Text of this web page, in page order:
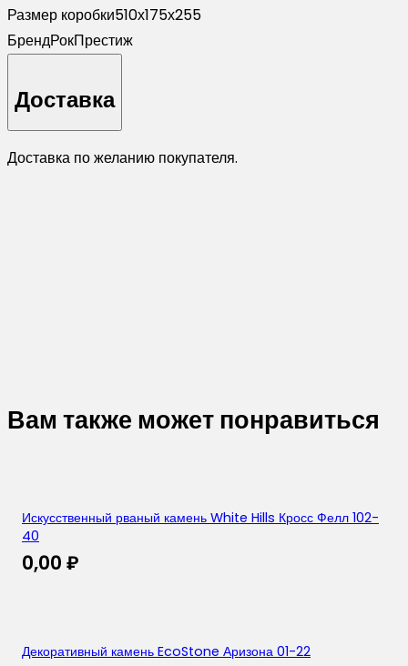
Размер коробки510х175х255
БрендРокПрестиж
Доставка
Доставка по желанию покупателя.
Вам также может понравиться
Искусственный рваный камень White Hills Кросс Фелл 102-
40
0,00 ₽
Декоративный камень EcoStone Аризона 01-22